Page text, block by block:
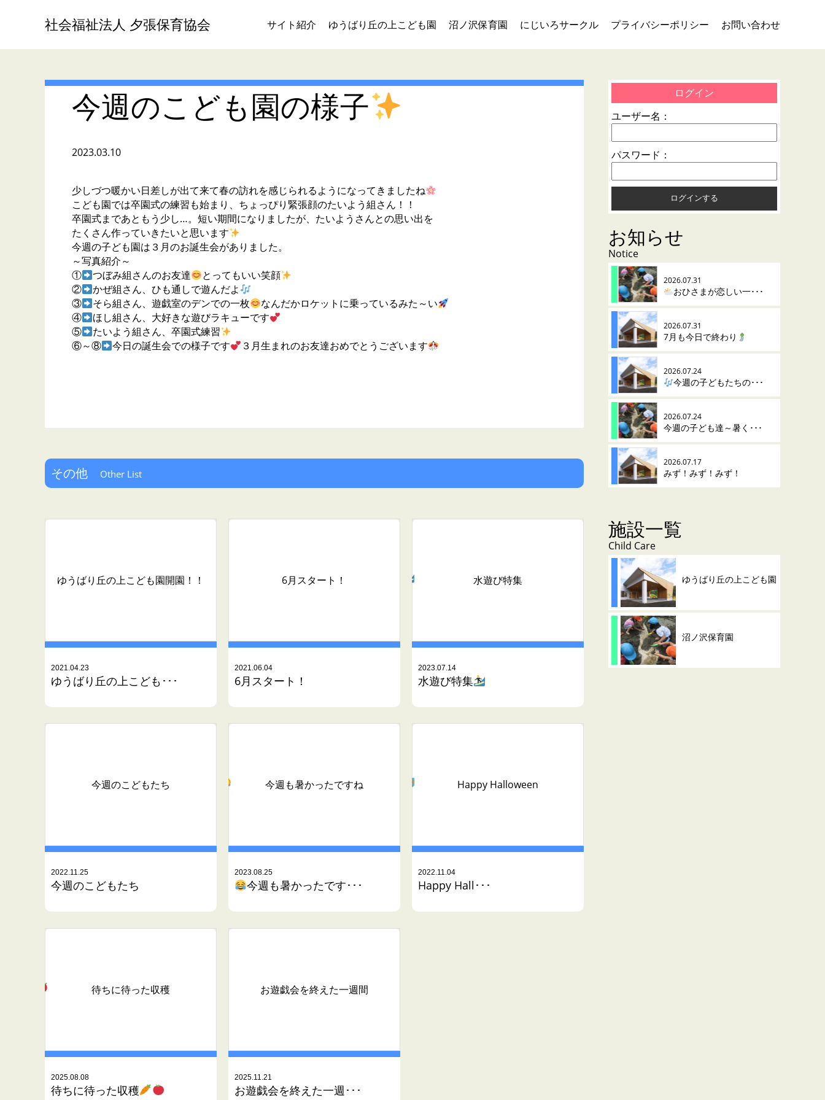
社会福祉法人 夕張保育協会 サイト紹介 ゆうばり丘の上こども園 沼ノ沢保育園 にじいろサークル プライバシーポリシー お問い合わせ
今週のこども園の様子
2023.03.10
少しづつ暖かい日差しが出て来て春の訪れを感じられるようになってきましたね
こども園では卒園式の練習も始まり、ちょっぴり緊張顔のたいよう組さん！！
卒園式まであともう少し…。短い期間になりましたが、たいようさんとの思い出を
たくさん作っていきたいと思います
今週の子ども園は３月のお誕生会がありました。
～写真紹介～
①
つぼみ組さんのお友達
とってもいい笑顔
②
かぜ組さん、ひも通しで遊んだよ
③
そら組さん、遊戯室のデンでの一枚
なんだかロケットに乗っているみた～い
④
ほし組さん、大好きな遊びラキューです
⑤
たいよう組さん、卒園式練習
⑥～⑧
今日の誕生会での様子です ３月生まれのお友達おめでとうございます
その他 Other List
ゆうばり丘の上こども園開園！！
2021.04.23
ゆうばり丘の上こども･･･
6月スタート！
2021.06.04
6月スタート！
水遊び特集
2023.07.14
水遊び特集
今週のこどもたち
2022.11.25
今週のこどもたち
今週も暑かったですね
2023.08.25
今週も暑かったです･･･
Happy Halloween
2022.11.04
Happy Hall･･･
待ちに待った収穫
2025.08.08
待ちに待った収穫
お遊戯会を終えた一週間
2025.11.21
お遊戯会を終えた一週･･･
ログイン
ユーザー名：
パスワード：
お知らせ
Notice
2026.07.31
おひさまが恋しい一･･･
2026.07.31
7月も今日で終わり
2026.07.24
今週の子どもたちの･･･
2026.07.24
今週の子ども達～暑く･･･
2026.07.17
みず！みず！みず！
施設一覧
Child Care
ゆうばり丘の上こども園
沼ノ沢保育園